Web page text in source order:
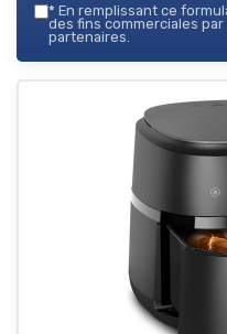
* En remplissant ce
des fins commerciales
partenaires.